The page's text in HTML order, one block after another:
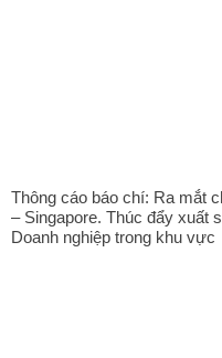
Thông cáo báo chí: Ra mắt
– Singapore. Thúc đẩy xuất
Doanh nghiệp trong khu vực